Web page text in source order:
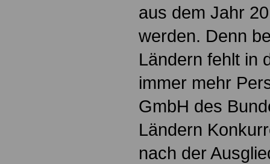
aus dem Jahr
werden. Denn
Ländern fehlt in
immer mehr
GmbH des
Ländern
nach der